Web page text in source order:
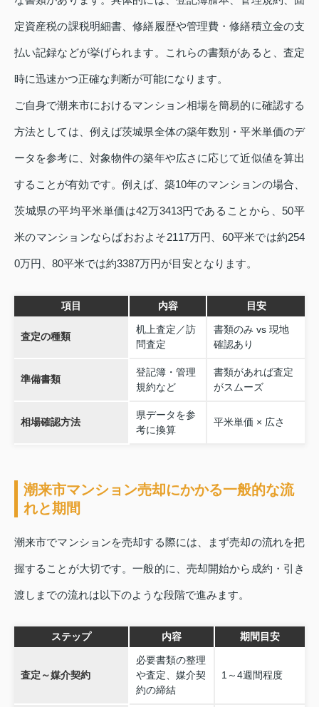
定資産税の課税明細書、修繕履歴や管理費・修繕積立金の支
払い記録などが挙げられます。これらの書類があると、査定
時に迅速かつ正確な判断が可能になります。
ご自身で潮来市におけるマンション相場を簡易的に確認する
方法としては、例えば茨城県全体の築年数別・平米単価のデ
ータを参考に、対象物件の築年や広さに応じて近似値を算出
することが有効です。例えば、築10年のマンションの場合、
茨城県の平均平米単価は42万3413円であることから、50平
米のマンションならばおおよそ2117万円、60平米では約254
0万円、80平米では約3387万円が目安となります。
項目 内容 目安
査定の種類
机上査定／訪
問査定
書類のみ vs 現地
確認あり
準備書類
登記簿・管理
規約など
書類があれば査定
がスムーズ
相場確認方法
県データを参
考に換算
平米単価 × 広さ
潮来市マンション売却にかかる一般的な流
れと期間
潮来市でマンションを売却する際には、まず売却の流れを把
握することが大切です。一般的に、売却開始から成約・引き
渡しまでの流れは以下のような段階で進みます。
ステップ 内容 期間目安
査定～媒介契約
必要書類の整理
や査定、媒介契
約の締結
1～4週間程度